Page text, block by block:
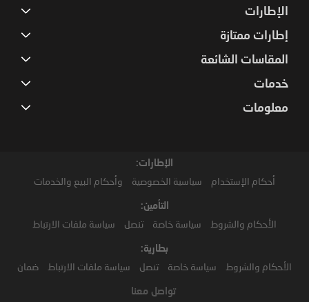
الإطارات
إطارات ممتازة
المقاسات الشائعة
خدمات
معلومات
الإطارات:
أحكام الإستخدام سياسية الخصوصية وأحكام البيع والخدمات
التأمين:
الأحكام والشروط سياسة خاصة تنصل سياسة ملفات الارتباط
بطارية:
الأحكام والشروط سياسة خاصة تنصل سياسة ملفات الارتباط ضمان
تواصل معنا